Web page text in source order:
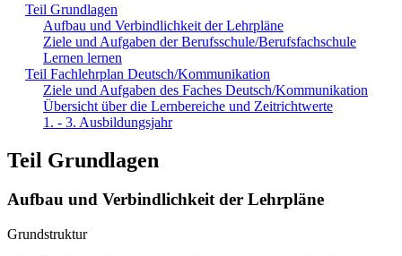
Teil Grundlagen
Aufbau und Verbindlichkeit der Lehrpläne
Ziele und Aufgaben der Berufsschule/Berufsfachschule
Lernen lernen
Teil Fachlehrplan Deutsch/Kommunikation
Ziele und Aufgaben des Faches Deutsch/Kommunikation
Übersicht über die Lernbereiche und Zeitrichtwerte
1. - 3. Ausbildungsjahr
Teil Grundlagen
Aufbau und Verbindlichkeit der Lehrpläne
Grundstruktur